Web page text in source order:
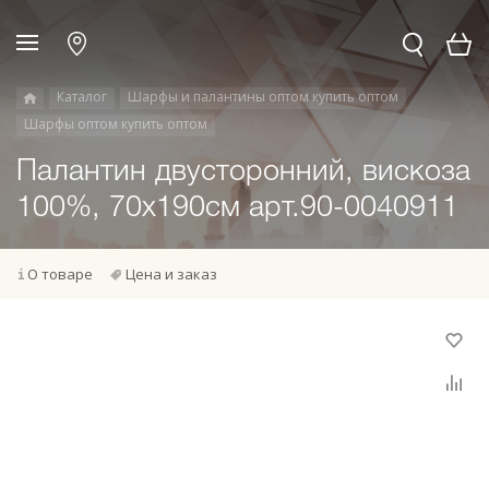
Каталог
Шарфы и палантины оптом купить оптом
Шарфы оптом купить оптом
Палантин двусторонний, вискоза
100%, 70х190см арт.90-0040911
О товаре Цена и заказ